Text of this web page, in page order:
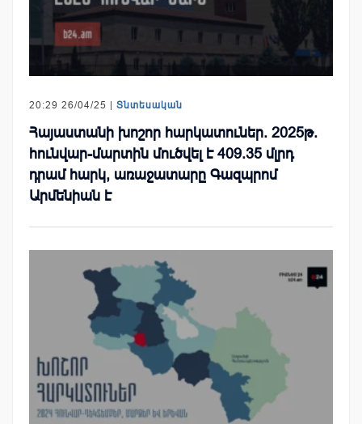
20:29 26/04/25 | Տնտեսական
Հայաստանի խոշոր հարկատուներ. 2025թ.
հունվար-մարտին մուծվել է 409.35 մլրդ
դրամ հարկ, առաջատարը Գազպրոմ
Արմենիան է